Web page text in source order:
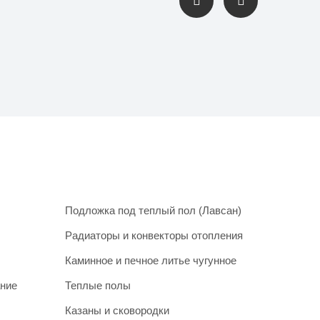
Подложка под теплый пол (Лавсан)
Радиаторы и конвекторы отопления
Каминное и печное литье чугунное
Теплые полы
Казаны и сковородки